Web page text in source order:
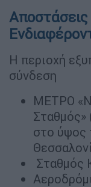
Η περιοχή
σύνδεση
ΜΕΤΡΟ
Σταθμός»
στο ύψος
Σταθμός